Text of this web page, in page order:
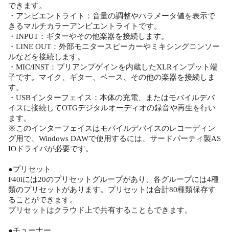
できます。
・アンビエントライト：音量の調整やパラメータ値を表示で
きるマルチカラーアンビエントライトです。
・INPUT：ギターやその他楽器を接続します。
・LINE OUT：外部モニタースピーカーやミキシングコンソー
ルなどを接続します。
・MIC/INST：プリアンプゲインを内蔵したXLRインプット端
子です。マイク、ギター、ベース、その他の楽器を接続しま
す。
・USBインターフェイス：本体の充電、またはモバイルデバ
イスに接続してOTGデジタルオーディオの録音や再生を行い
ます。
※このインターフェイスはモバイルデバイスのレコーディン
グ用で、Windows DAWで使用するには、サードパーティ製AS
IOドライバが必要です。
●プリセット
F40iには20のプリセットグループがあり、各グループには4種
類のプリセットがあります。プリセットは合計80種類保存す
ることができます。
プリセットはクラウド上で共有することもできます。